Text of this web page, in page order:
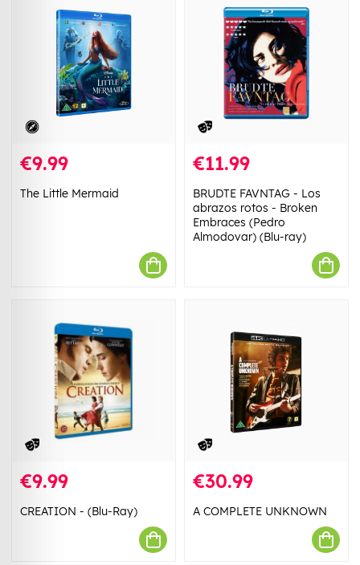
€9.99
The Little Mermaid
€11.99
BRUDTE FAVNTAG - Los
abrazos rotos - Broken
Embraces (Pedro
Almodovar) (Blu-ray)
€9.99
CREATION - (Blu-Ray)
€30.99
A COMPLETE UNKNOWN